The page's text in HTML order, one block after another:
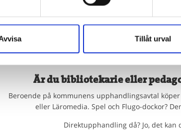
Tillåt urval
Är du bibliotekarie eller
Beroende på kommunens upphandlingsavtal
eller Läromedia. Spel och Flugo-dockor?
Direktupphandling då? Jo, det kan